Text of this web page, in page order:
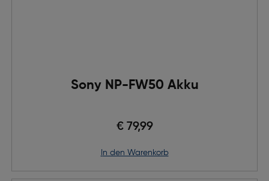
Sony NP-FW50 Akku
€ 79,99
in den Warenkorb